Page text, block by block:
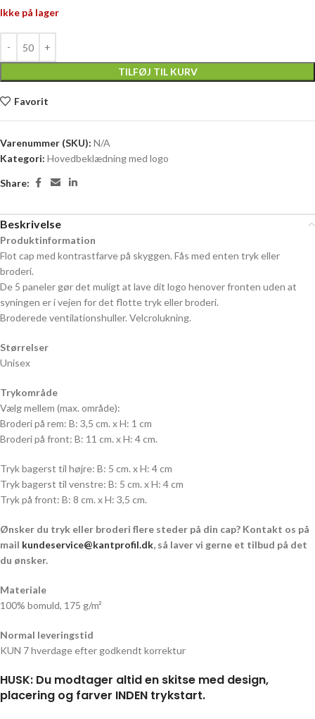
Ikke på lager
TILFØJ TIL KURV
Favorit
Varenummer (SKU): N/A
Kategori: Hovedbeklædning med logo
Share:
Beskrivelse
Produktinformation
Flot cap med kontrastfarve på skyggen. Fås med enten tryk eller
broderi.
De 5 paneler gør det muligt at lave dit logo henover fronten uden at
syningen er i vejen for det flotte tryk eller broderi.
Broderede ventilationshuller. Velcrolukning.
Størrelser
Unisex
Trykområde
Vælg mellem (max. område):
Broderi på rem: B: 3,5 cm. x H: 1 cm
Broderi på front: B: 11 cm. x H: 4 cm.
Tryk bagerst til højre: B: 5 cm. x H: 4 cm
Tryk bagerst til venstre: B: 5 cm. x H: 4 cm
Tryk på front: B: 8 cm. x H: 3,5 cm.
Ønsker du tryk eller broderi flere steder på din cap? Kontakt os på
mail kundeservice@kantprofil.dk, så laver vi gerne et tilbud på det
du ønsker.
Materiale
100% bomuld, 175 g/m²
Normal leveringstid
KUN 7 hverdage efter godkendt korrektur
HUSK: Du modtager altid en skitse med design,
placering og farver INDEN trykstart.